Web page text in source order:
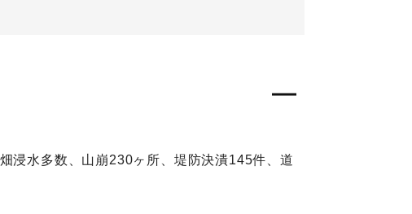
浸水多数、山崩230ヶ所、堤防決潰145件、道